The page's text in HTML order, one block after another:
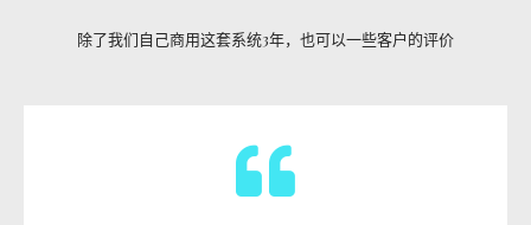
除了我们自己商用这套系统3年，也可以一些客户的评价